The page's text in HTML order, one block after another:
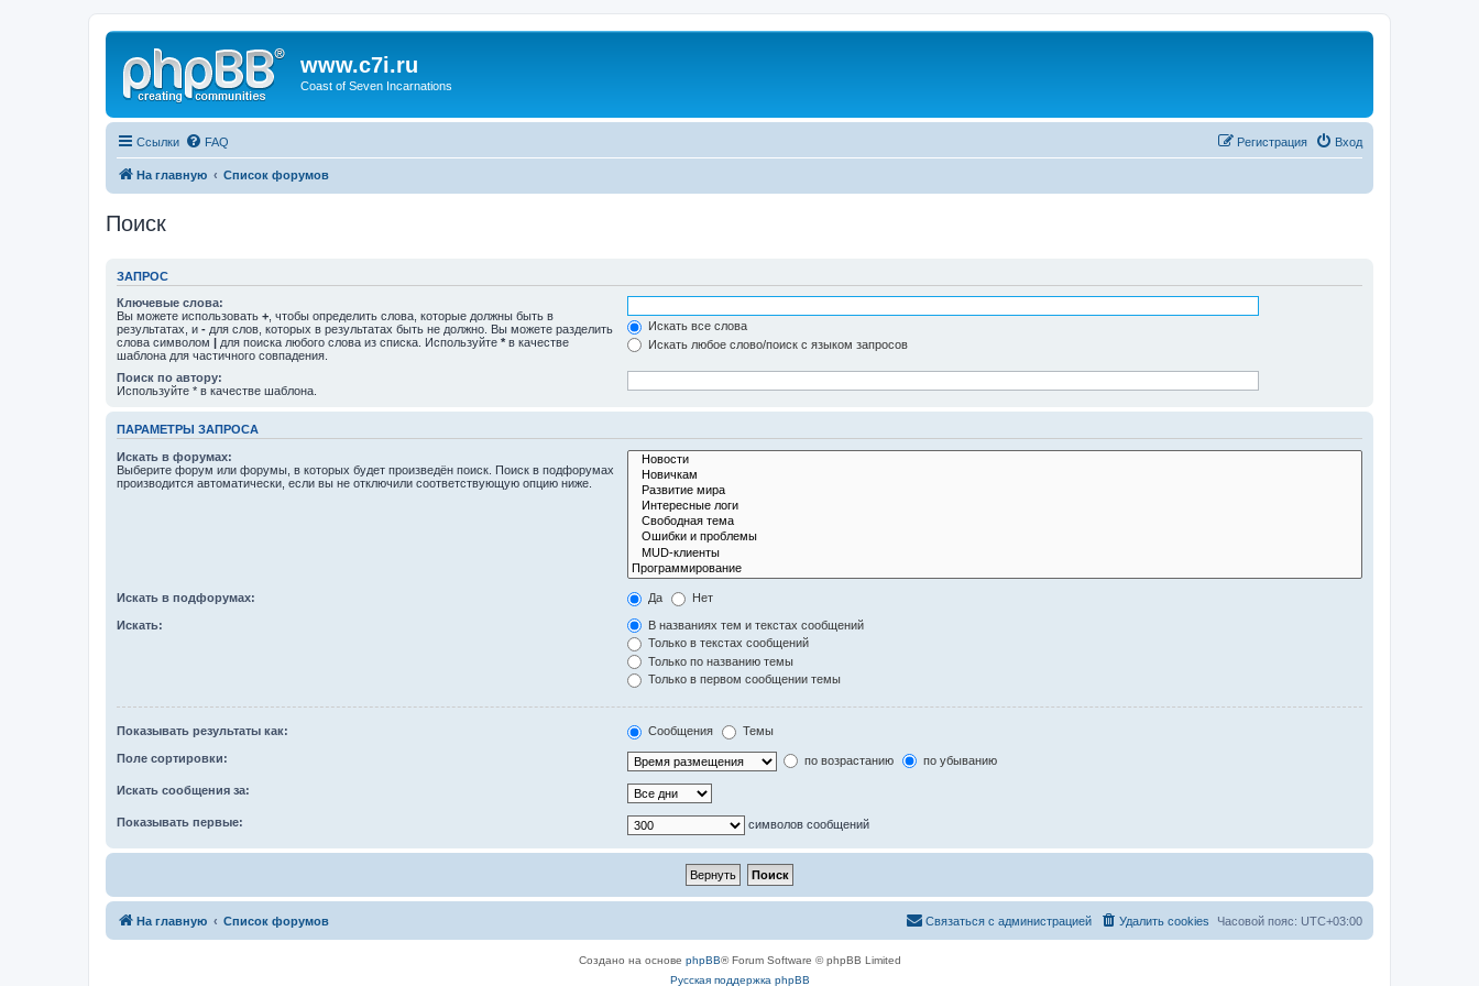
www.c7i.ru
Coast of Seven Incarnations
Ссылки FAQ Вход
Регистрация
На главную Список форумов
Поиск
ЗАПРОС
Ключевые слова:
Вы можете использовать + , чтобы определить слова, которые должны быть в
результатах, и - для слов, которых в результатах быть не должно. Вы можете разделить
слова символом | для поиска любого слова из списка. Используйте * в качестве
шаблона для частичного совпадения.
Искать все слова
Искать любое слово/поиск с языком запросов
Поиск по автору:
Используйте * в качестве шаблона.
ПАРАМЕТРЫ ЗАПРОСА
Искать в форумах:
Выберите форум или форумы, в которых будет произведён поиск. Поиск в подфорумах
производится автоматически, если вы не отключили соответствующую опцию ниже.
Искать в подфорумах: Да Нет
Искать:
В названиях тем и текстах сообщений
Только в текстах сообщений
Только по названию темы
Только в первом сообщении темы
Показывать результаты как: Сообщения Темы
Поле сортировки: по возрастанию по убыванию
Искать сообщения за:
Показывать первые: символов сообщений
На главную Список форумов Часовой пояс: UTC+03:00
Удалить cookies
Связаться с администрацией
Создано на основе phpBB® Forum Software © phpBB Limited
Русская поддержка phpBB